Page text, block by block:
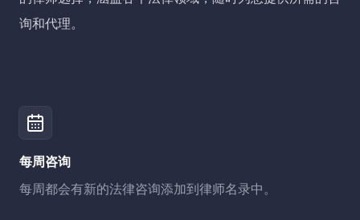
询和代理。
每周咨询
每周都会有新的法律咨询添加到律师名录中。